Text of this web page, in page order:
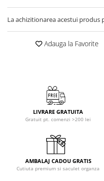
La achizitionarea acestui produs
Adauga la Favorite
LIVRARE GRATUITA
Gratuit pt. comenzi >200 lei
AMBALAJ CADOU GRATIS
Cutiuta premium si saculet organza